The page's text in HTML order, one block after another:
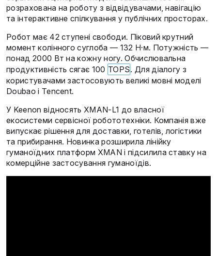
розрахована на роботу з відвідувачами, навігацію
та інтерактивне спілкування у публічних просторах.
Робот має 42 ступені свободи. Піковий крутний
момент колінного суглоба — 132 Н·м. Потужність —
понад 2000 Вт на кожну ногу. Обчислювальна
продуктивність сягає 100 TOPS. Для діалогу з
користувачами застосовують великі мовні моделі
Doubao і Tencent.
У Keenon відносять XMAN-L1 до власної
екосистеми сервісної робототехніки. Компанія вже
випускає рішення для доставки, готелів, логістики
та прибирання. Новинка розширила лінійку
гуманоїдних платформ XMAN і підсилила ставку на
комерційне застосування гуманоїдів.